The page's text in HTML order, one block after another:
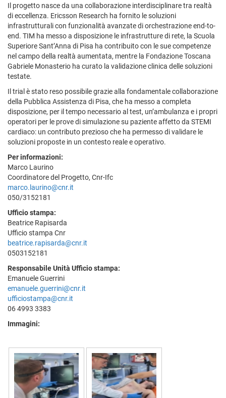
Il progetto nasce da una collaborazione interdisciplinare tra realtà
di eccellenza. Ericsson Research ha fornito le soluzioni
infrastrutturali con funzionalità avanzate di orchestrazione end-to-
end. TIM ha messo a disposizione le infrastrutture di rete, la Scuola
Superiore Sant’Anna di Pisa ha contribuito con le sue competenze
nel campo della realtà aumentata, mentre la Fondazione Toscana
Gabriele Monasterio ha curato la validazione clinica delle soluzioni
testate.
Il trial è stato reso possibile grazie alla fondamentale collaborazione
della Pubblica Assistenza di Pisa, che ha messo a completa
disposizione, per il tempo necessario al test, un’ambulanza e i propri
operatori per le prove di simulazione su paziente affetto da STEMI
cardiaco: un contributo prezioso che ha permesso di validare le
soluzioni proposte in un contesto reale e operativo.
Per informazioni:
Marco Laurino
Coordinatore del Progetto, Cnr-Ifc
marco.laurino@cnr.it
050/3152181
Ufficio stampa:
Beatrice Rapisarda
Ufficio stampa Cnr
beatrice.rapisarda@cnr.it
0503152181
Responsabile Unità Ufficio stampa:
Emanuele Guerrini
emanuele.guerrini@cnr.it
ufficiostampa@cnr.it
06 4993 3383
Immagini: